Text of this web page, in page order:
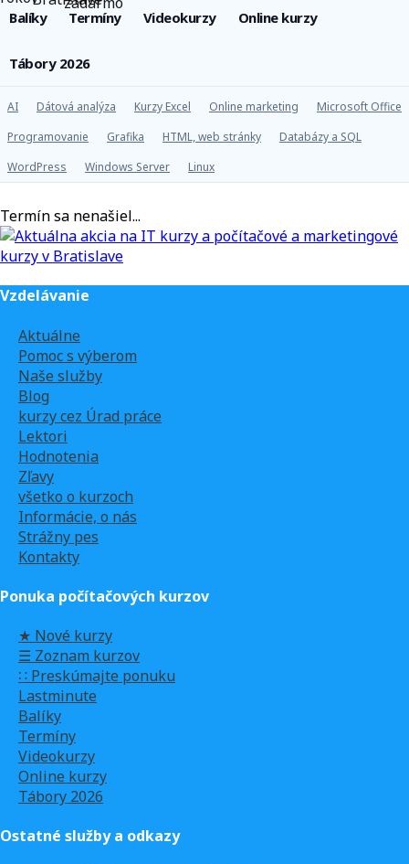
Balíky Termíny Videokurzy Online kurzy
Tábory 2026
AI Dátová analýza Kurzy Excel Online marketing
Microsoft Office
Programovanie
Grafika HTML, web stránky
Databázy a SQL
WordPress
Windows Server Linux
Termín sa nenašiel...
Vzdelávanie
Aktuálne
Pomoc s výberom
Naše služby
Blog
kurzy cez Úrad práce
Lektori
Hodnotenia
Zľavy
všetko o kurzoch
Informácie, o nás
Strážny pes
Kontakty
Ponuka počítačových kurzov
★ Nové kurzy
☰ Zoznam kurzov
∷ Preskúmajte ponuku
Lastminute
Balíky
Termíny
Videokurzy
Online kurzy
Tábory 2026
Ostatné služby a odkazy